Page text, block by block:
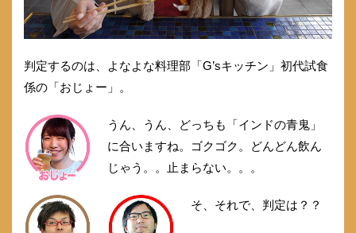
判定するのは、よなよな料理部「G’sキッチン」初代試食
係の「おじょー」。
うん、うん、どっちも「インドの青鬼」
に合いますね。ゴクゴク。どんどん飲ん
じゃう。。止まらない。。。
そ、それで、判定は？？